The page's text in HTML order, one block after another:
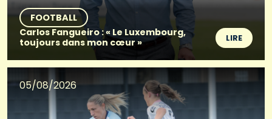
FOOTBALL
Carlos Fangueiro : « Le Luxembourg,
toujours dans mon cœur »
LIRE
05/08/2026